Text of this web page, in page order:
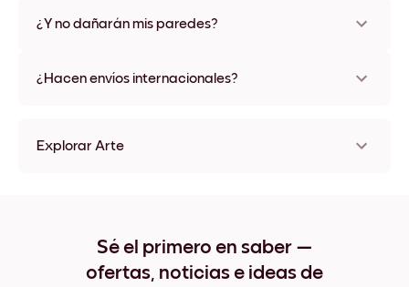
ningún daño
¿Y no dañarán mis paredes?
¿Hacen envíos internacionales?
Explorar Arte
Home Madera de Roble
Home Ancho Negro
Home Ancho Blanco
Sé el primero en saber —
ofertas, noticias e ideas de